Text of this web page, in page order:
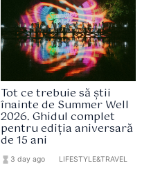
Tot ce trebuie să știi
înainte de Summer Well
2026. Ghidul complet
pentru ediția aniversară
de 15 ani
hourglass_full 3 day ago LIFESTYLE&TRAVEL